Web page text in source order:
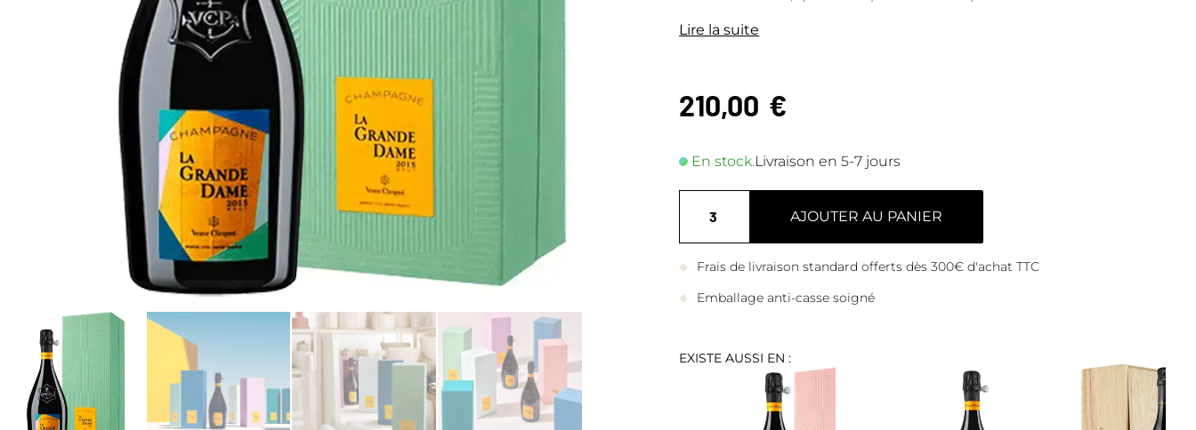
Lire la suite
210,00 €
En stock.Livraison en 5-7 jours
AJOUTER AU PANIER
Frais de livraison standard offerts dès 300€ d'achat TTC
Emballage anti-casse soigné
EXISTE AUSSI EN :